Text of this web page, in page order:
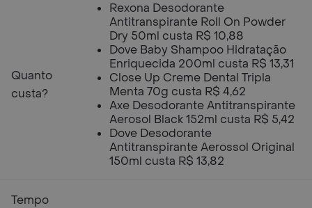
Quanto
custa?
Rexona Desodorante
Antitranspirante Roll On Powder
Dry 50ml custa R$ 10,88
Dove Baby Shampoo Hidratação
Enriquecida 200ml custa R$ 13,31
Close Up Creme Dental Tripla
Menta 70g custa R$ 4,62
Axe Desodorante Antitranspirante
Aerosol Black 152ml custa R$ 5,42
Dove Desodorante
Antitranspirante Aerossol Original
150ml custa R$ 13,82
Tempo